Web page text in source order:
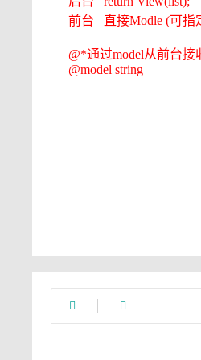
前台 直接Modle (可指
@*通过model从前台
@model string
 